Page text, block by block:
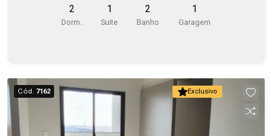
2
Dorm.
1
Suite
2
Banho
1
Garagem
Exclusivo
Cód. 7162